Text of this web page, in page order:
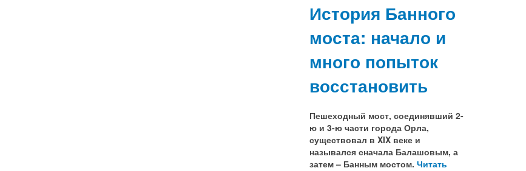
История Банного
моста: начало и
много попыток
восстановить
Пешеходный мост, соединявший 2-
ю и 3-ю части города Орла,
существовал в XIX веке и
назывался сначала Балашовым, а
затем – Банным мостом. Читать